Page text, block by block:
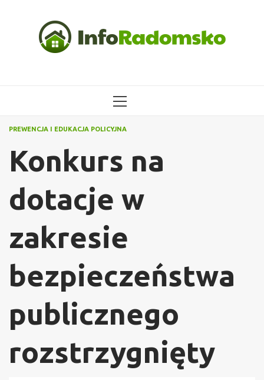
MENU
PREWENCJA I EDUKACJA POLICYJNA
Konkurs na
dotacje w
zakresie
bezpieczeństwa
publicznego
rozstrzygnięty